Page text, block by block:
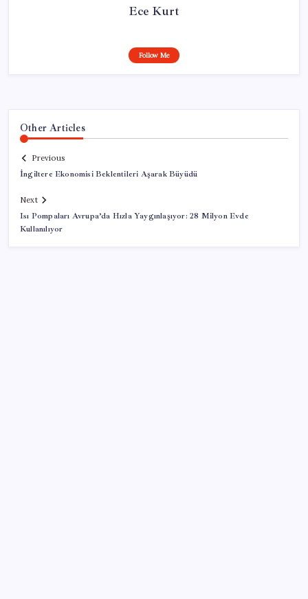
Ece Kurt
Follow Me
Other Articles
Previous
İngiltere Ekonomisi Beklentileri Aşarak Büyüdü
Next
Isı Pompaları Avrupa’da Hızla Yaygınlaşıyor: 28 Milyon Evde
Kullanılıyor